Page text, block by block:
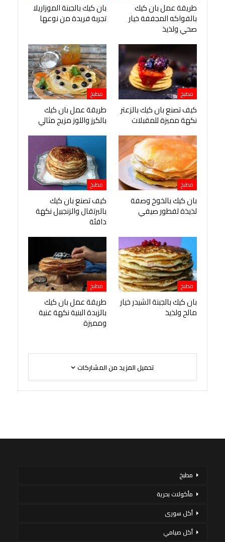
طريقة عمل بان كيك
بالفواكه المجففة خيار
صحي ولذيذ
بان كيك بالجبنة الموزاريلا
تجربة فريدة من نوعها
مطبخ
كيف تصنع بان كيك بالزعتر
نكهة مميزة للمقبلات
مطبخ
طريقة عمل بان كيك
بالكرز واللوز مزيج مثالي
مطبخ
بان كيك بالخوخ وصفة
لذيذة لفطور صيفي
مطبخ
كيف تصنع بان كيك
بالبرتقال والزنجبيل نكهة
دافئة
مطبخ
بان كيك بالجبنة الشيدر خيار
مالح ولذيذ
مطبخ
طريقة عمل بان كيك
بالزبدة البنية نكهة غنية
ومميزة
تحميل المزيد من المشاركات
مطبخ
مأكولات بحرية
أكل سورى
أكل صيامي